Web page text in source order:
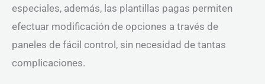
especiales, además, las plantillas pagas permiten
efectuar modificación de opciones a través de
paneles de fácil control, sin necesidad de tantas
complicaciones.